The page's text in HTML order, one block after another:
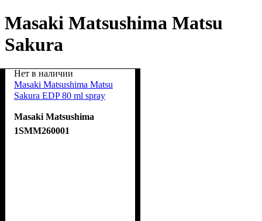
Masaki Matsushima Matsu
Sakura
Нет в наличии
Masaki Matsushima Matsu
Sakura EDP 80 ml spray
Masaki Matsushima
1SMM260001